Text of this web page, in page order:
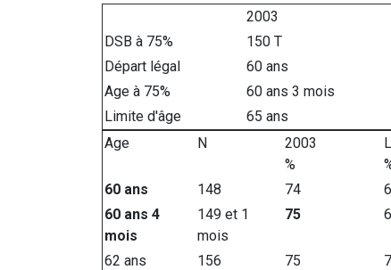
2003
DSB à 75%
150 T
Départ légal
60 ans
Age à 75%
60 ans 3 mois
Limite d'âge
65 ans
Age
N
2003
%
60 ans
148 74
60 ans 4
mois
149 et 1
mois
75
62 ans 156 75